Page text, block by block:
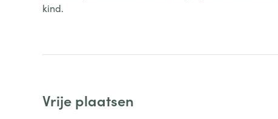
kind.
Vrije plaatsen